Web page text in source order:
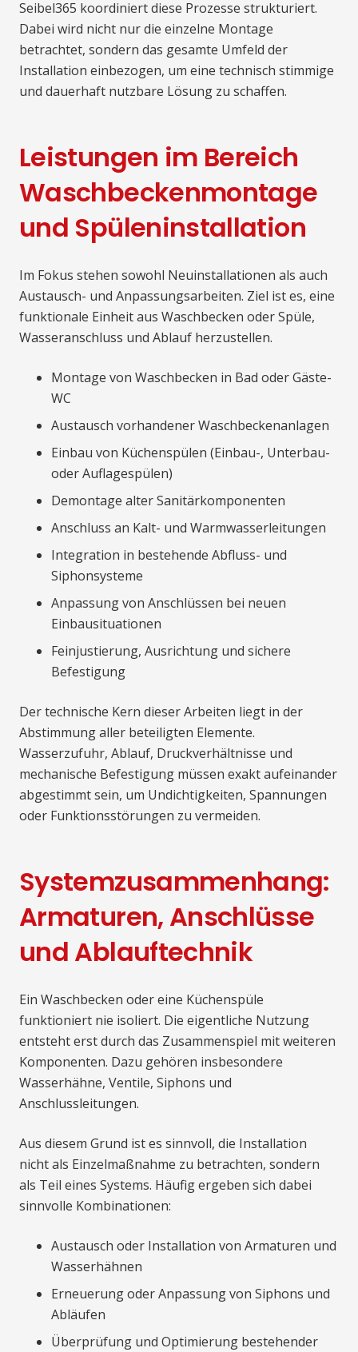
Seibel365 koordiniert diese Prozesse strukturiert.
Dabei wird nicht nur die einzelne Montage
betrachtet, sondern das gesamte Umfeld der
Installation einbezogen, um eine technisch stimmige
und dauerhaft nutzbare Lösung zu schaffen.
Leistungen im Bereich
Waschbeckenmontage
und Spüleninstallation
Im Fokus stehen sowohl Neuinstallationen als auch
Austausch- und Anpassungsarbeiten. Ziel ist es, eine
funktionale Einheit aus Waschbecken oder Spüle,
Wasseranschluss und Ablauf herzustellen.
Montage von Waschbecken in Bad oder Gäste-
WC
Austausch vorhandener Waschbeckenanlagen
Einbau von Küchenspülen (Einbau-, Unterbau-
oder Auflagespülen)
Demontage alter Sanitärkomponenten
Anschluss an Kalt- und Warmwasserleitungen
Integration in bestehende Abfluss- und
Siphonsysteme
Anpassung von Anschlüssen bei neuen
Einbausituationen
Feinjustierung, Ausrichtung und sichere
Befestigung
Der technische Kern dieser Arbeiten liegt in der
Abstimmung aller beteiligten Elemente.
Wasserzufuhr, Ablauf, Druckverhältnisse und
mechanische Befestigung müssen exakt aufeinander
abgestimmt sein, um Undichtigkeiten, Spannungen
oder Funktionsstörungen zu vermeiden.
Systemzusammenhang:
Armaturen, Anschlüsse
und Ablauftechnik
Ein Waschbecken oder eine Küchenspüle
funktioniert nie isoliert. Die eigentliche Nutzung
entsteht erst durch das Zusammenspiel mit weiteren
Komponenten. Dazu gehören insbesondere
Wasserhähne, Ventile, Siphons und
Anschlussleitungen.
Aus diesem Grund ist es sinnvoll, die Installation
nicht als Einzelmaßnahme zu betrachten, sondern
als Teil eines Systems. Häufig ergeben sich dabei
sinnvolle Kombinationen:
Austausch oder Installation von Armaturen und
Wasserhähnen
Erneuerung oder Anpassung von Siphons und
Abläufen
Überprüfung und Optimierung bestehender